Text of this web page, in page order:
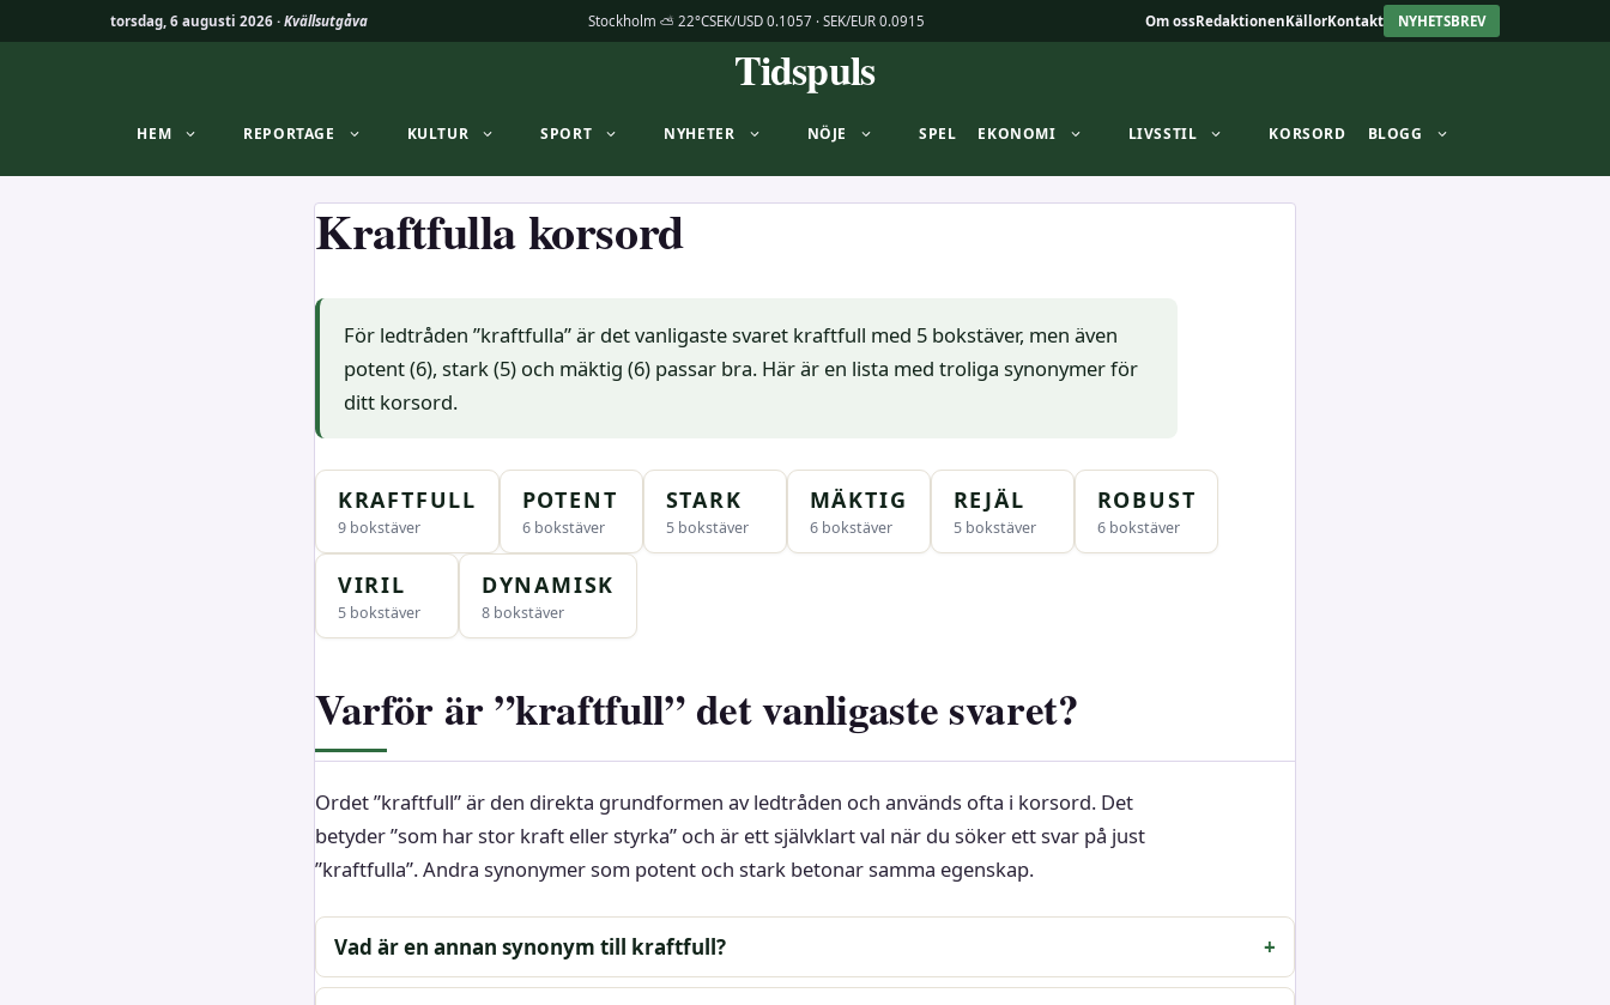
torsdag, 6 augusti 2026 · Kvällsutgåva Stockholm ⛅ 22°CSEK/USD 0.1057 · SEK/EUR 0.0915 Om ossRedaktionenKällorKontakt NYHETSBREV
Tidspuls
HEM REPORTAGE KULTUR SPORT NYHETER NÖJE SPEL EKONOMI LIVSSTIL KORSORD BLOGG
Kraftfulla korsord
För ledtråden ”kraftfulla” är det vanligaste svaret kraftfull med 5 bokstäver, men även
potent (6), stark (5) och mäktig (6) passar bra. Här är en lista med troliga synonymer för
ditt korsord.
KRAFTFULL
9 bokstäver
POTENT
6 bokstäver
STARK
5 bokstäver
MÄKTIG
6 bokstäver
REJÄL
5 bokstäver
ROBUST
6 bokstäver
VIRIL
5 bokstäver
DYNAMISK
8 bokstäver
Varför är ”kraftfull” det vanligaste svaret?
Ordet ”kraftfull” är den direkta grundformen av ledtråden och används ofta i korsord. Det
betyder ”som har stor kraft eller styrka” och är ett självklart val när du söker ett svar på just
”kraftfulla”. Andra synonymer som potent och stark betonar samma egenskap.
Vad är en annan synonym till kraftfull?